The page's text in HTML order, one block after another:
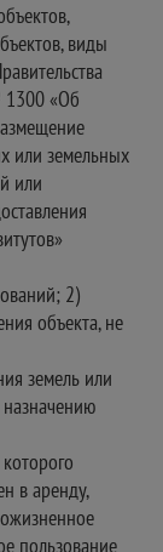
виды
1300 «Об
или земельных
или
2)
объекта, не
земель или
назначению
в аренду,
пользование